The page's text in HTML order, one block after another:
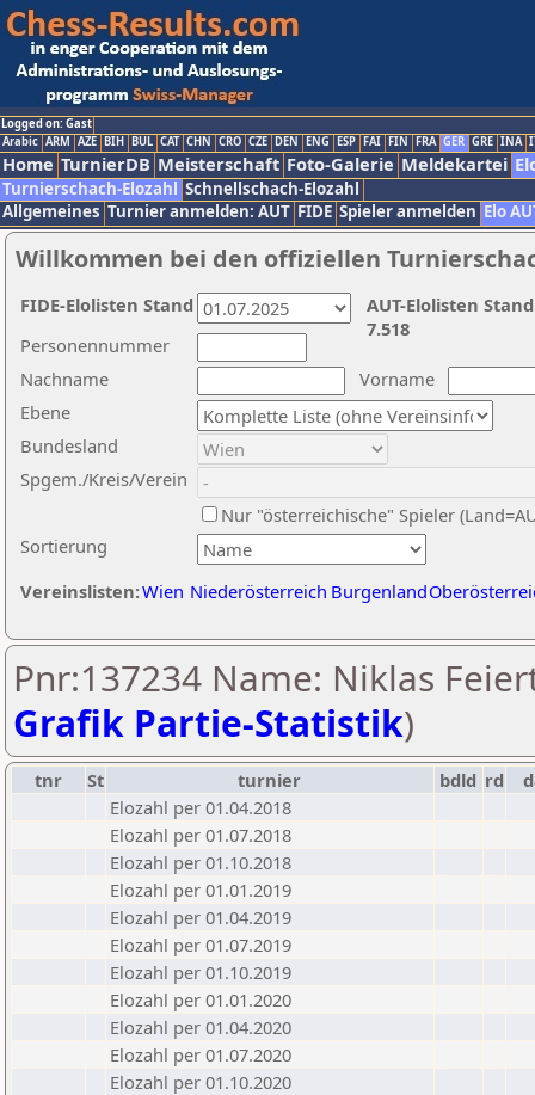
Logged on: Gast
Arabic ARM AZE BIH BUL CAT CHN CRO CZE DEN ENG ESP FAI FIN FRA GER GRE INA
Home TurnierDB Meisterschaft Foto-Galerie Meldekartei
Turnierschach-Elozahl Schnellschach-Elozahl
Allgemeines Turnier anmelden: AUT FIDE Spieler anmelden Elo
Willkommen bei den offiziellen
Nachname
Vorname
Ebene
Sortierung
Personennummer
Bundesland
Spgem./Kreis/Verein
Nur "österreichische" Spieler
Vereinslisten:Wien Niederösterreich Burgenland
AUT-Elolisten
7.518
FIDE-Elolisten Stand
Pnr:137234 Name: Niklas
Grafik Partie-Statistik)
tnr St turnier bdld rd
Elozahl per 01.04.2018
Elozahl per 01.07.2018
Elozahl per 01.10.2018
Elozahl per 01.01.2019
Elozahl per 01.04.2019
Elozahl per 01.07.2019
Elozahl per 01.10.2019
Elozahl per 01.01.2020
Elozahl per 01.04.2020
Elozahl per 01.07.2020
Elozahl per 01.10.2020